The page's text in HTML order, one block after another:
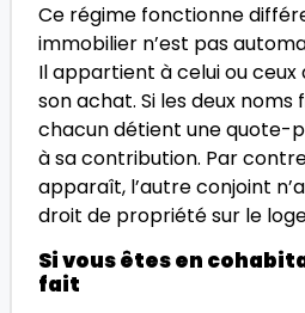
Ce régime fonctionne
immobilier n’est pas
Il appartient à celui ou
son achat. Si les deux noms
chacun détient une quote-
à sa contribution. Par
apparaît, l’autre conjoint
droit de propriété sur le
Si vous êtes en
fait